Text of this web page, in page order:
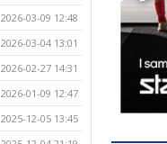
2026-03-09 12:48
2026-03-04 13:01
2026-02-27 14:31
2026-01-09 12:47
2025-12-05 13:45